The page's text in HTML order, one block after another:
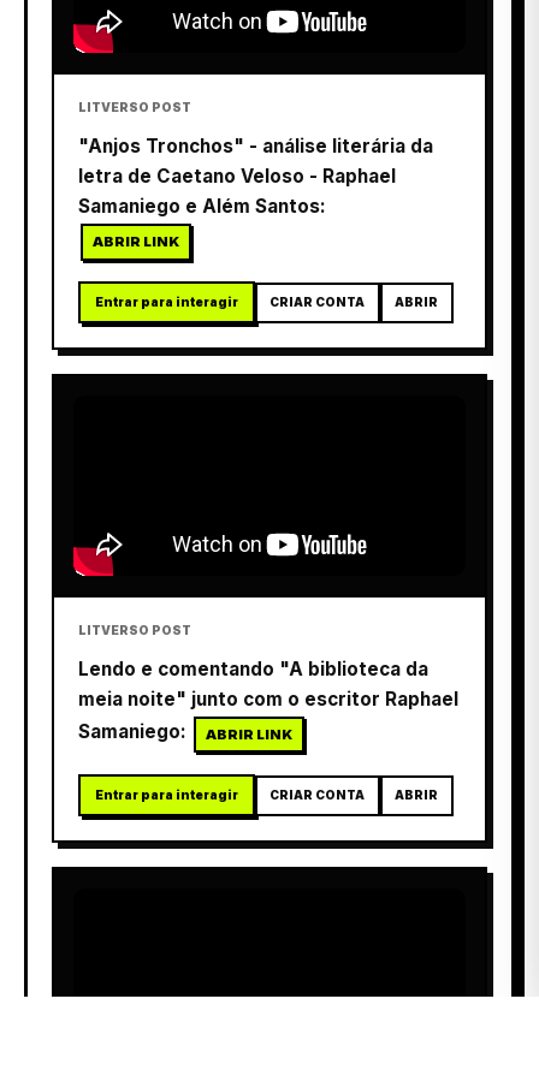
LITVERSO POST
"Anjos Tronchos" - análise literária da
letra de Caetano Veloso - Raphael
Samaniego e Além Santos:
ABRIR LINK
Entrar para interagir CRIAR CONTA ABRIR
LITVERSO POST
Lendo e comentando "A biblioteca da
meia noite" junto com o escritor Raphael
Samaniego:
ABRIR LINK
Entrar para interagir CRIAR CONTA ABRIR